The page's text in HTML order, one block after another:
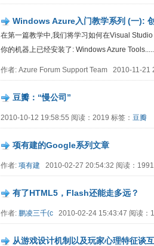
Windows Azure入门教学系列 (一):
在第一篇教学中,我们将学习如何在Visual
你的机器上已经安装了: Windows Azure
作者: Azure Forum Support Team 2010-11-21
豆瓣：“慢公司”
2010-10-12 19:58:55 阅读：2019 标签： 豆瓣
项有建的Google系列文章
作者: 项有建 2010-02-27 20:54:32 阅读：1991
有了HTML5，Flash还能走多远？
作者: 鹏凌三千(c 2010-02-24 15:43:47 阅读：
从游戏设计机制以及玩家心理特征谈